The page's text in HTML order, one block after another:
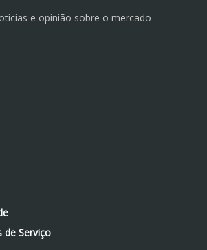
e opinião sobre o mercado
de Serviço